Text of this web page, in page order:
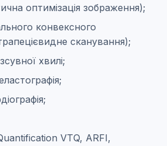
оптимізація зображення);
конвексного
сканування);
хвилі;
VTQ, ARFI,